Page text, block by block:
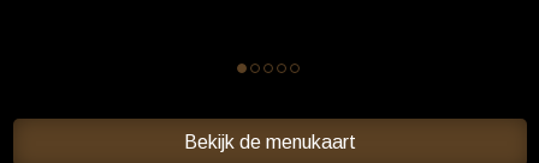
Bekijk de menukaart